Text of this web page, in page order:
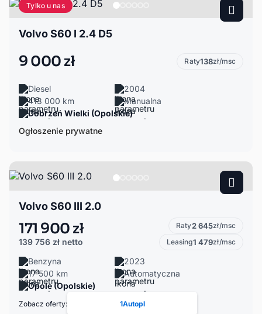
Tylko u nas
Volvo S60 I 2.4 D5
9 000 zł Raty138zł/msc
Diesel
2004
413 000 km
Manualna
Dobrzeń Wielki (Opolskie)
Ogłoszenie prywatne
Volvo S60 III 2.0
171 900 zł
139 756 zł netto
Raty2 645zł/msc
Leasing1 479zł/msc
Benzyna
2023
17 500 km
Automatyczna
Opole (Opolskie)
Zobacz oferty: 1Autopl